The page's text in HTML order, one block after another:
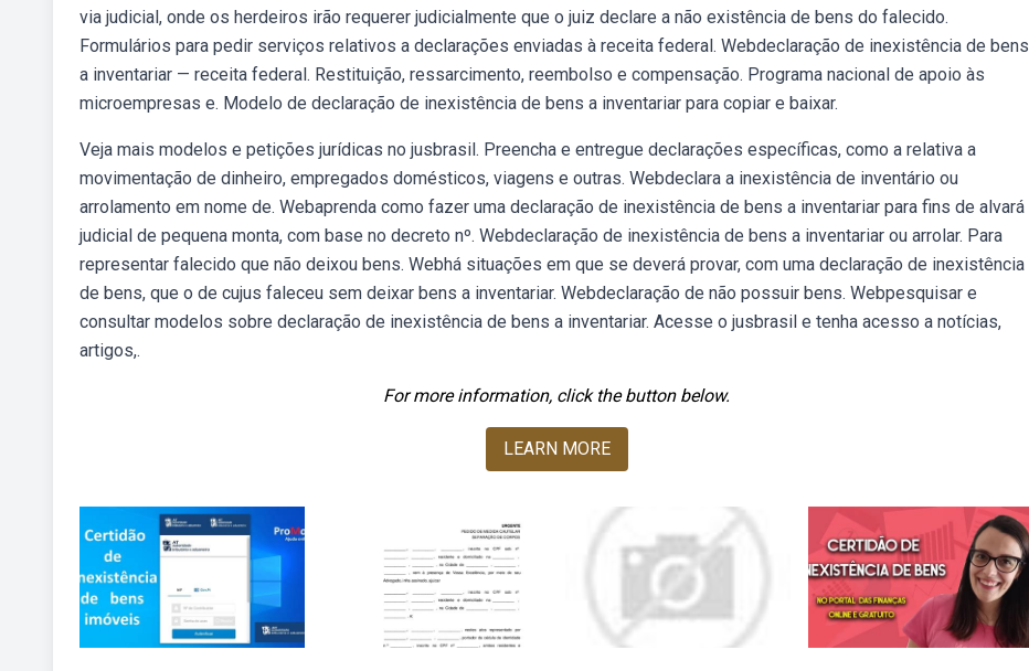
via judicial, onde os herdeiros irão requerer judicialmente que o juiz declare a não existência de bens do falecido.
Formulários para pedir serviços relativos a declarações enviadas à receita federal. Webdeclaração de inexistência de bens
a inventariar — receita federal. Restituição, ressarcimento, reembolso e compensação. Programa nacional de apoio às
microempresas e. Modelo de declaração de inexistência de bens a inventariar para copiar e baixar.
Veja mais modelos e petições jurídicas no jusbrasil. Preencha e entregue declarações específicas, como a relativa a
movimentação de dinheiro, empregados domésticos, viagens e outras. Webdeclara a inexistência de inventário ou
arrolamento em nome de. Webaprenda como fazer uma declaração de inexistência de bens a inventariar para fins de alvará
judicial de pequena monta, com base no decreto nº. Webdeclaração de inexistência de bens a inventariar ou arrolar. Para
representar falecido que não deixou bens. Webhá situações em que se deverá provar, com uma declaração de inexistência
de bens, que o de cujus faleceu sem deixar bens a inventariar. Webdeclaração de não possuir bens. Webpesquisar e
consultar modelos sobre declaração de inexistência de bens a inventariar. Acesse o jusbrasil e tenha acesso a notícias,
artigos,.
For more information, click the button below.
LEARN MORE